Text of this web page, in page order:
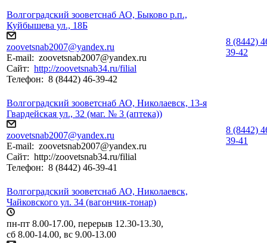
Волгоградский зооветснаб АО, Быково р.п.,
Куйбышева ул., 18Б
zoovetsnab2007@yandex.ru
E-mail: zoovetsnab2007@yandex.ru
Сайт: http://zoovetsnab34.ru/filial
Телефон: 8 (8442) 46-39-42
8 (8442)
39-42
Волгоградский зооветснаб АО, Николаевск, 13-я
Гвардейская ул., 32 (маг. № 3 (аптека))
zoovetsnab2007@yandex.ru
E-mail: zoovetsnab2007@yandex.ru
Сайт: http://zoovetsnab34.ru/filial
Телефон: 8 (8442) 46-39-41
8 (8442)
39-41
Волгоградский зооветснаб АО, Николаевск,
Чайковского ул. 34 (вагончик-тонар)
пн-пт 8.00-17.00, перерыв 12.30-13.30,
сб 8.00-14.00, вс 9.00-13.00